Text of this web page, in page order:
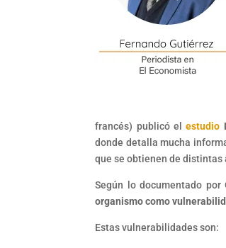
francés) publicó elestudio
donde detalla mucha
que se obtienen de
Según lo documentado
organismo como
Estas vulnerabilidades son: